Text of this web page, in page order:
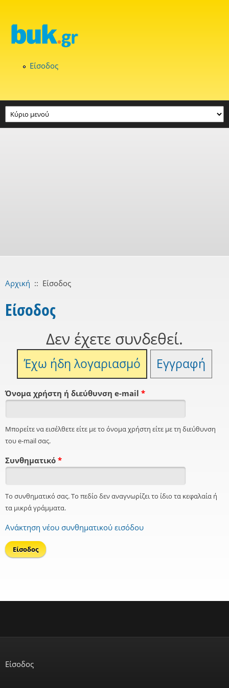
Είσοδος
Αρχική :: Είσοδος
Είσοδος
Δεν έχετε συνδεθεί.
Έχω ήδη λογαριασμό Εγγραφή
Όνομα χρήστη ή διεύθυνση e-mail *
Μπορείτε να εισέλθετε είτε με το όνομα χρήστη είτε με τη διεύθυνση
του e-mail σας.
Συνθηματικό *
Το συνθηματικό σας. Το πεδίο δεν αναγνωρίζει το ίδιο τα κεφαλαία ή
τα μικρά γράμματα.
Ανάκτηση νέου συνθηματικού εισόδου
Είσοδος